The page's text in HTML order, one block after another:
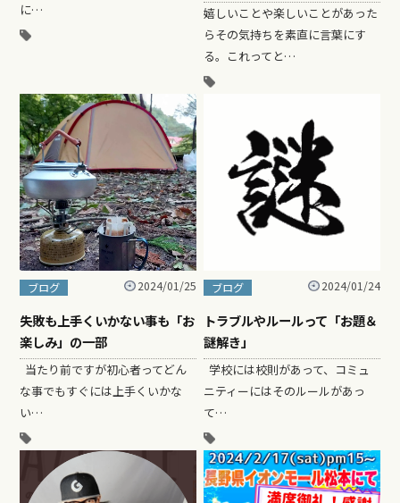
に…
嬉しいことや楽しいことがあった
らその気持ちを素直に言葉にす
る。これってと…
ブログ 2024/01/25
失敗も上手くいかない事も「お
楽しみ」の一部
当たり前ですが初心者ってどん
な事でもすぐには上手くいかな
い…
ブログ 2024/01/24
トラブルやルールって「お題＆
謎解き」
学校には校則があって、コミュ
ニティーにはそのルールがあっ
て…